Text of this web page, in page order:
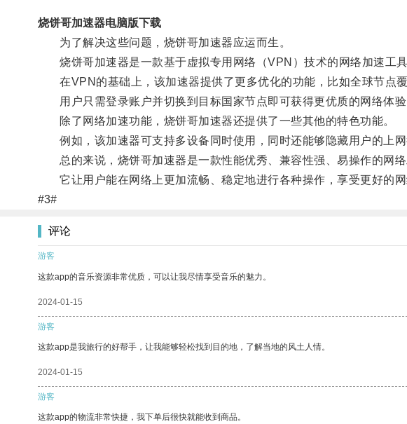
烧饼哥加速器电脑版下载
为了解决这些问题，烧饼哥加速器应运而生。
烧饼哥加速器是一款基于虚拟专用网络（VPN）技术的网络加速工具
在VPN的基础上，该加速器提供了更多优化的功能，比如全球节点覆
用户只需登录账户并切换到目标国家节点即可获得更优质的网络体验
除了网络加速功能，烧饼哥加速器还提供了一些其他的特色功能。
例如，该加速器可支持多设备同时使用，同时还能够隐藏用户的上网
总的来说，烧饼哥加速器是一款性能优秀、兼容性强、易操作的网络
它让用户能在网络上更加流畅、稳定地进行各种操作，享受更好的网
#3#
评论
游客
这款app的音乐资源非常优质，可以让我尽情享受音乐的魅力。
2024-01-15
游客
这款app是我旅行的好帮手，让我能够轻松找到目的地，了解当地的风土人情。
2024-01-15
游客
这款app的物流非常快捷，我下单后很快就能收到商品。